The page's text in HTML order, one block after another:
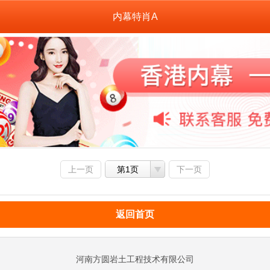
内幕特肖A
上一页 第1页 下一页
返回首页
河南方圆岩土工程技术有限公司